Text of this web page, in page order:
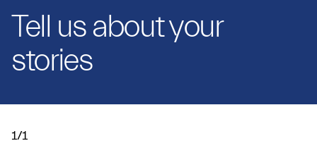
Tell us about your
stories
1/1